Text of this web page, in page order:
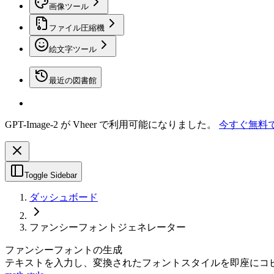
画像ツール
ファイル圧縮機
絵文字ツール
最近の図書館
GPT-Image-2 が Vheer で利用可能になりました。 今すぐ無料
Toggle Sidebar
ダッシュボード
ファンシーフォントジェネレーター
ファンシーフォントの生成
テキストを入力し、変換されたフォントスタイルを即座にコ